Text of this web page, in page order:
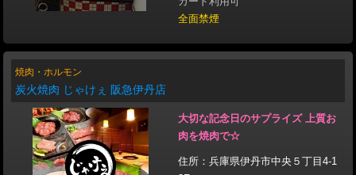
全面禁煙
焼肉・ホルモン
炭火焼肉 じゃけぇ 阪急伊丹店
大切な記念日のサプライズ 上質お
肉を焼肉で☆
住所：兵庫県伊丹市中央５丁目4-1